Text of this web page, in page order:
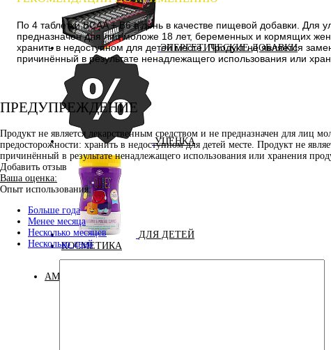
ЭНЕРГЕТИЧЕСКИЕ ДОБАВКИ
УЦЕНКА
ДЛЯ ДЕТЕЙ
КОСМЕТИКА
АМИНОКИСЛОТЫ
По 4 таблетки BCAA + B6 в день в качестве пищевой добавки. Для
предназначен для лиц моложе 18 лет, беременных и кормящих
хранить в недоступном для детей месте. Продукт не является
причинённый в результате ненадлежащего использования или
ПРЕДУПРЕЖДЕНИЕ
Продукт не является лекарственным средством и не предназначен для
предосторожности: хранить в недоступном для детей месте. Продукт не
причинённый в результате ненадлежащего использования или хранения
Добавить отзыв
Ваша оценка:
Опыт использования:
Больше года
Менее месяца
Несколько месяцев
Несколько дней